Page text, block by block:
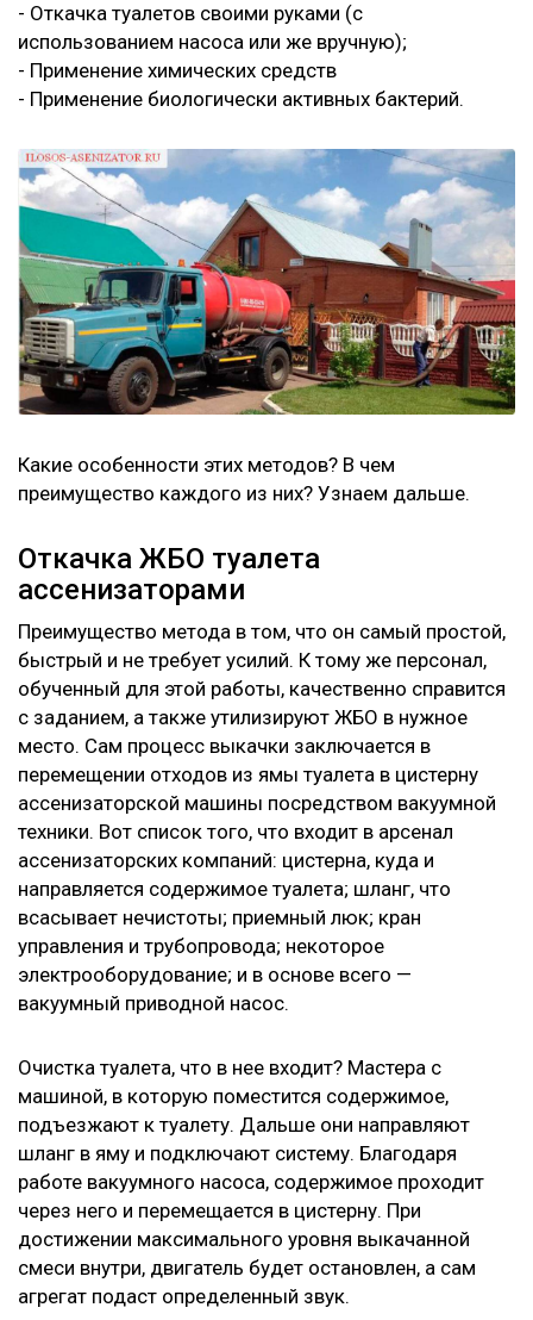
- Откачка туалетов своими руками (с
использованием насоса или же вручную);
- Применение химических средств
- Применение биологически активных бактерий.
Какие особенности этих методов? В чем
преимущество каждого из них? Узнаем дальше.
Откачка ЖБО туалета
ассенизаторами
Преимущество метода в том, что он самый простой,
быстрый и не требует усилий. К тому же персонал,
обученный для этой работы, качественно справится
с заданием, а также утилизируют ЖБО в нужное
место. Сам процесс выкачки заключается в
перемещении отходов из ямы туалета в цистерну
ассенизаторской машины посредством вакуумной
техники. Вот список того, что входит в арсенал
ассенизаторских компаний: цистерна, куда и
направляется содержимое туалета; шланг, что
всасывает нечистоты; приемный люк; кран
управления и трубопровода; некоторое
электрооборудование; и в основе всего —
вакуумный приводной насос.
Очистка туалета, что в нее входит? Мастера с
машиной, в которую поместится содержимое,
подъезжают к туалету. Дальше они направляют
шланг в яму и подключают систему. Благодаря
работе вакуумного насоса, содержимое проходит
через него и перемещается в цистерну. При
достижении максимального уровня выкачанной
смеси внутри, двигатель будет остановлен, а сам
агрегат подаст определенный звук.